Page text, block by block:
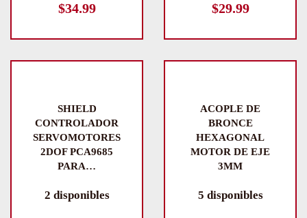
$34.99 $29.99
SHIELD
CONTROLADOR
SERVOMOTORES
2DOF PCA9685
PARA…
2 disponibles
ACOPLE DE
BRONCE
HEXAGONAL
MOTOR DE EJE
3MM
5 disponibles